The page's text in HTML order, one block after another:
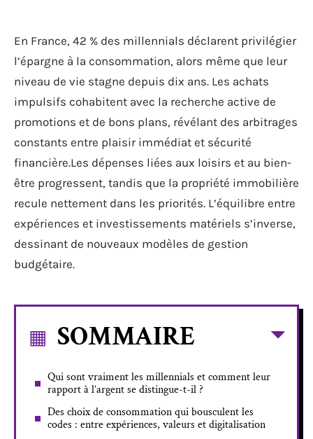
En France, 42 % des millennials déclarent privilégier
l’épargne à la consommation, alors même que leur
niveau de vie stagne depuis dix ans. Les achats
impulsifs cohabitent avec la recherche active de
promotions et de bons plans, révélant des arbitrages
constants entre plaisir immédiat et sécurité
financière.Les dépenses liées aux loisirs et au bien-
être progressent, tandis que la propriété immobilière
recule nettement dans les priorités. L’équilibre entre
expériences et investissements matériels s’inverse,
dessinant de nouveaux modèles de gestion
budgétaire.
SOMMAIRE
Qui sont vraiment les millennials et comment leur
rapport à l’argent se distingue-t-il ?
Des choix de consommation qui bousculent les
codes : entre expériences, valeurs et digitalisation